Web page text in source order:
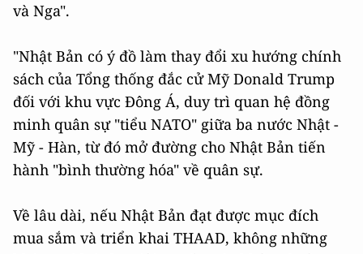
và Nga".
"Nhật Bản có ý đồ làm thay đổi xu hướng chính
sách của Tổng thống đắc cử Mỹ Donald Trump
đối với khu vực Đông Á, duy trì quan hệ đồng
minh quân sự "tiểu NATO" giữa ba nước Nhật -
Mỹ - Hàn, từ đó mở đường cho Nhật Bản tiến
hành "bình thường hóa" về quân sự.
Về lâu dài, nếu Nhật Bản đạt được mục đích
mua sắm và triển khai THAAD, không những